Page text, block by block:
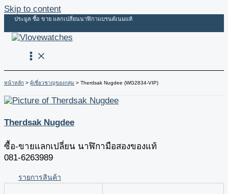
Skip to content
ประมูล ซื้อ ขาย แลกเปลี่ยนนาฬิกาแบรนด์เนมแท้
หน้าหลัก ผู้เชี่ยวชาญของกลุ่ม Therdsak Nugdee (WG2834-VIP)
Therdsak Nugdee
ซื้อ-ขายแลกเปลี่ยน นาฬิกามือสองของแท้
081-6263989
รายการสินค้า